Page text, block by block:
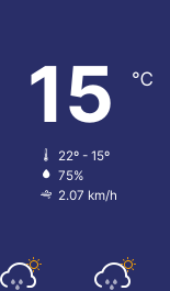
15 ℃
22º - 15º
75%
2.07 km/h